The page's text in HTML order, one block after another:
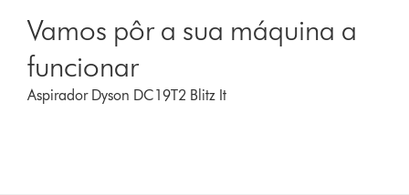
Vamos pôr a sua máquina a
funcionar
Aspirador Dyson DC19T2 Blitz It